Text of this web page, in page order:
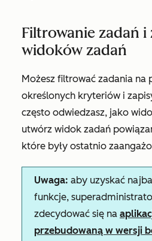
Filtrowanie zadań i
widoków zadań
Możesz filtrować zadania na
określonych kryteriów i
często odwiedzasz, jako
utwórz widok zadań
które były ostatnio
Uwaga: aby uzyskać
funkcje,
zdecydować się na
przebudowaną w wersji